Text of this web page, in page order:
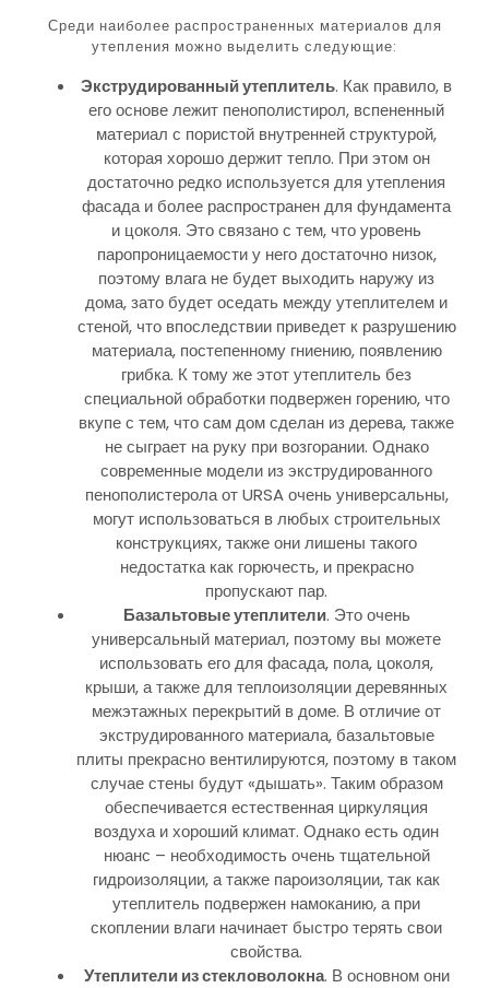
Среди наиболее распространенных материалов для
утепления можно выделить следующие:
Экструдированный утеплитель. Как правило, в
его основе лежит пенополистирол, вспененный
материал с пористой внутренней структурой,
которая хорошо держит тепло. При этом он
достаточно редко используется для утепления
фасада и более распространен для фундамента
и цоколя. Это связано с тем, что уровень
паропроницаемости у него достаточно низок,
поэтому влага не будет выходить наружу из
дома, зато будет оседать между утеплителем и
стеной, что впоследствии приведет к разрушению
материала, постепенному гниению, появлению
грибка. К тому же этот утеплитель без
специальной обработки подвержен горению, что
вкупе с тем, что сам дом сделан из дерева, также
не сыграет на руку при возгорании. Однако
современные модели из экструдированного
пенополистерола от URSA очень универсальны,
могут использоваться в любых строительных
конструкциях, также они лишены такого
недостатка как горючесть, и прекрасно
пропускают пар.
Базальтовые утеплители. Это очень
универсальный материал, поэтому вы можете
использовать его для фасада, пола, цоколя,
крыши, а также для теплоизоляции деревянных
межэтажных перекрытий в доме. В отличие от
экструдированного материала, базальтовые
плиты прекрасно вентилируются, поэтому в таком
случае стены будут «дышать». Таким образом
обеспечивается естественная циркуляция
воздуха и хороший климат. Однако есть один
нюанс – необходимость очень тщательной
гидроизоляции, а также пароизоляции, так как
утеплитель подвержен намоканию, а при
скоплении влаги начинает быстро терять свои
свойства.
Утеплители из стекловолокна. В основном они